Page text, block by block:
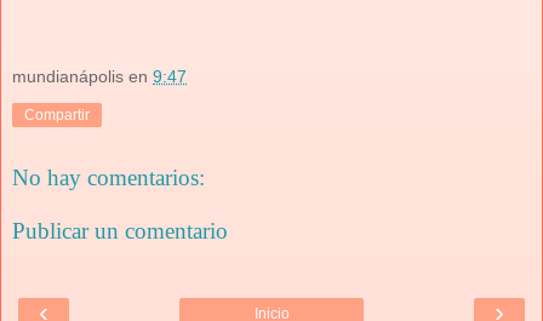
mundianápolis en 9:47
Compartir
No hay comentarios:
Publicar un comentario
‹ ›
Inicio